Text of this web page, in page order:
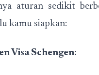
aturan sedikit
kamu siapkan:
Visa Schengen: